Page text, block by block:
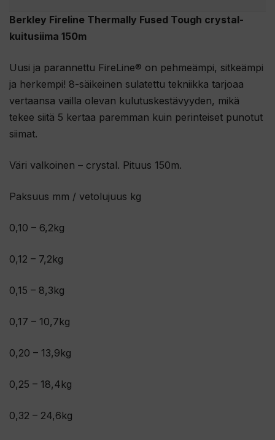
Berkley Fireline Thermally Fused Tough crystal-
kuitusiima 150m
Uusi ja parannettu FireLine® on pehmeämpi, sitkeämpi
ja herkempi! 8-säikeinen sulatettu tekniikka tarjoaa
vertaansa vailla olevan kulutuskestävyyden, mikä
tekee siitä 5 kertaa paremman kuin perinteiset punotut
siimat.
Väri valkoinen – crystal. Pituus 150m.
Paksuus mm / vetolujuus kg
0,10 – 6,2kg
0,12 – 7,2kg
0,15 – 8,3kg
0,17 – 10,7kg
0,20 – 13,9kg
0,25 – 18,4kg
0,32 – 24,6kg